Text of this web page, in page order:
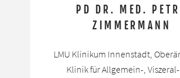
PD DR. MED.
ZIMMERMANN
LMU Klinikum Innenstadt,
Klinik für Allgemein-,